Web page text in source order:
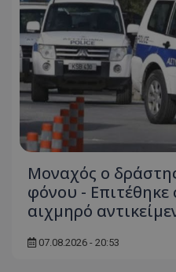
Μοναχός ο
φόνου -
αιχμηρό
07.08.2026 - 20:53